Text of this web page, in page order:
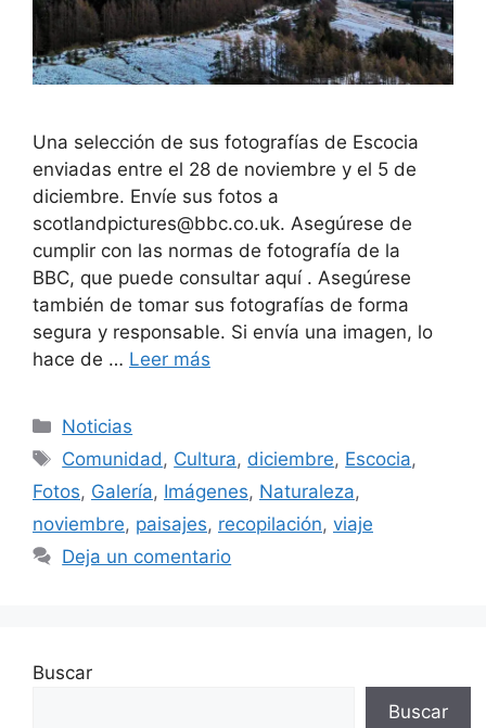
Una selección de sus fotografías de Escocia
enviadas entre el 28 de noviembre y el 5 de
diciembre. Envíe sus fotos a
scotlandpictures@bbc.co.uk. Asegúrese de
cumplir con las normas de fotografía de la
BBC, que puede consultar aquí . Asegúrese
también de tomar sus fotografías de forma
segura y responsable. Si envía una imagen, lo
hace de … Leer más
Categorías
Noticias
Etiquetas
Comunidad , Cultura, diciembre, Escocia,
Fotos, Galería, Imágenes, Naturaleza,
noviembre, paisajes, recopilación, viaje
Deja un comentario
Buscar
Buscar